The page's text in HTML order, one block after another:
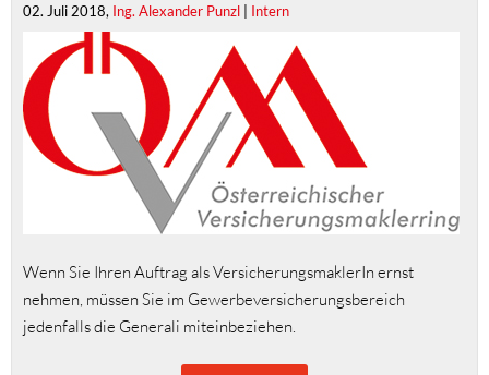
02. Juli 2018, Ing. Alexander Punzl | Intern
Wenn Sie Ihren Auftrag als VersicherungsmaklerIn ernst
nehmen, müssen Sie im Gewerbeversicherungsbereich
jedenfalls die Generali miteinbeziehen.